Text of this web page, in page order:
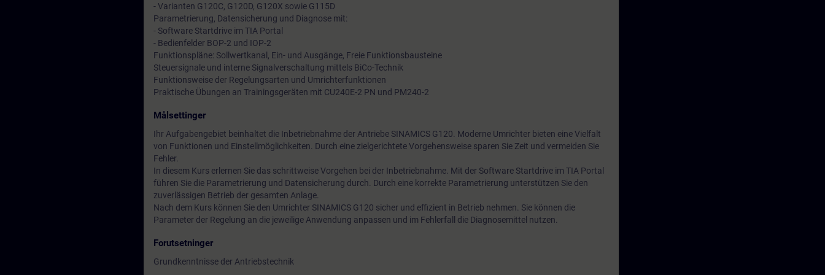
- Varianten G120C, G120D, G120X sowie G115D
Parametrierung, Datensicherung und Diagnose mit:
- Software Startdrive im TIA Portal
- Bedienfelder BOP-2 und IOP-2
Funktionspläne: Sollwertkanal, Ein- und Ausgänge, Freie Funktionsbausteine
Steuersignale und interne Signalverschaltung mittels BiCo-Technik
Funktionsweise der Regelungsarten und Umrichterfunktionen
Praktische Übungen an Trainingsgeräten mit CU240E-2 PN und PM240-2
Målsettinger
Ihr Aufgabengebiet beinhaltet die Inbetriebnahme der Antriebe SINAMICS G120. Moderne Umrichter bieten eine Vielfalt
von Funktionen und Einstellmöglichkeiten. Durch eine zielgerichtete Vorgehensweise sparen Sie Zeit und vermeiden Sie
Fehler.
In diesem Kurs erlernen Sie das schrittweise Vorgehen bei der Inbetriebnahme. Mit der Software Startdrive im TIA Portal
führen Sie die Parametrierung und Datensicherung durch. Durch eine korrekte Parametrierung unterstützen Sie den
zuverlässigen Betrieb der gesamten Anlage.
Nach dem Kurs können Sie den Umrichter SINAMICS G120 sicher und effizient in Betrieb nehmen. Sie können die
Parameter der Regelung an die jeweilige Anwendung anpassen und im Fehlerfall die Diagnosemittel nutzen.
Forutsetninger
Grundkenntnisse der Antriebstechnik